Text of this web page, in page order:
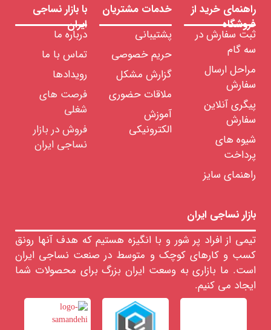
راهنمای خرید از
فروشگاه
ثبت سفارش در
سه گام
مراحل ارسال
سفارش
پیگری آنلاین
سفارش
شیوه های
پرداخت
راهنمای سایز
خدمات مشتریان
پشتیبانی
حریم خصوصی
گزارش مشکل
ملاقات حضوری
آموزش
الکترونیکی
با بازار نساجی
ایران
درباره ما
تماس با ما
رویدادها
فرصت های
شغلی
فروش در بازار
نساجی ایران
بازار نساجی ایران
تیمی از افراد پر شور و با انگیزه هستیم که هدف آنها رونق
کسب و کارهای کوچک و متوسط در صنعت نساجی ایران
است. ما بازاری به وسعت ایران بزرگ برای محصولات شما
ایجاد می کنیم.